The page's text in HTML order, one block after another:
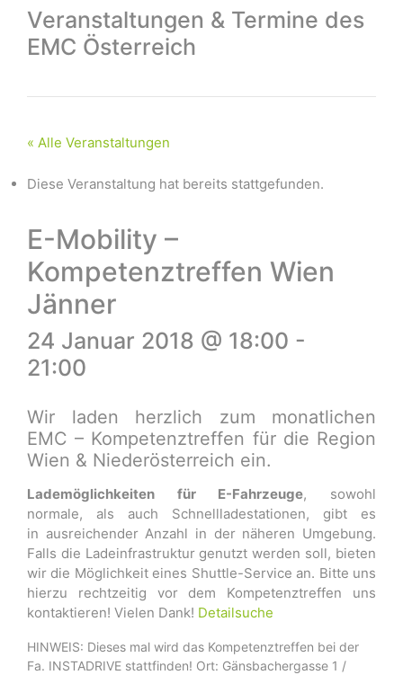
Veranstaltungen & Termine des
EMC Österreich
« Alle Veranstaltungen
Diese Veranstaltung hat bereits stattgefunden.
E-Mobility –
Kompetenztreffen Wien
Jänner
24 Januar 2018 @ 18:00 -
21:00
Wir laden herzlich zum monatlichen
EMC – Kompetenztreffen für die Region
Wien & Niederösterreich ein.
Lademöglichkeiten für E-Fahrzeuge, sowohl
normale, als auch Schnellladestationen, gibt es
in ausreichender Anzahl in der näheren Umgebung.
Falls die Ladeinfrastruktur genutzt werden soll, bieten
wir die Möglichkeit eines Shuttle-Service an. Bitte uns
hierzu rechtzeitig vor dem Kompetenztreffen uns
kontaktieren! Vielen Dank! Detailsuche
HINWEIS: Dieses mal wird das Kompetenztreffen bei der
Fa. INSTADRIVE stattfinden! Ort: Gänsbachergasse 1 /